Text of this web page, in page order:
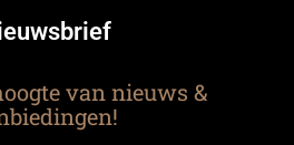
van nieuws &